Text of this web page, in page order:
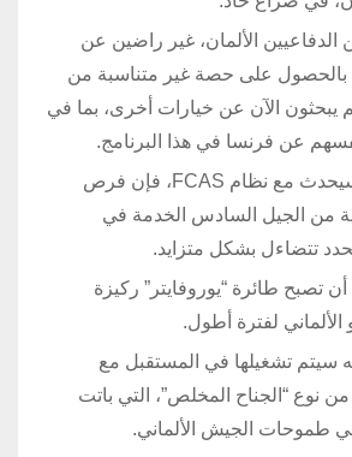
الدفاعيين الألمان، غير راضين عن
بالحصول على حصة غير متناسبة من
يبحثون الآن عن خيارات أخرى، بما في
عن فرنسا في هذا البرنامج.
وبغض النظر عما سيحدث مع نظام FCAS، فإن فرص
من الجيل السادس الخدمة في
تتضاءل بشكل متزايد.
أن تصبح طائرة “يوروفايتر” ركيزة
الألماني لفترة أطول.
سيتم تشغيلها في المستقبل مع
نوع “الجناح المخلص”، التي باتت
طموحات الجيش الألماني.